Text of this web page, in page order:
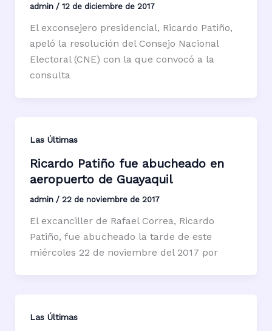
admin / 12 de diciembre de 2017
El exconsejero presidencial, Ricardo Patiño,
apeló la resolución del Consejo Nacional
Electoral (CNE) con la que convocó a la
consulta
Las Últimas
Ricardo Patiño fue abucheado en
aeropuerto de Guayaquil
admin / 22 de noviembre de 2017
El excanciller de Rafael Correa, Ricardo
Patiño, fue abucheado la tarde de este
miércoles 22 de noviembre del 2017 por
Las Últimas